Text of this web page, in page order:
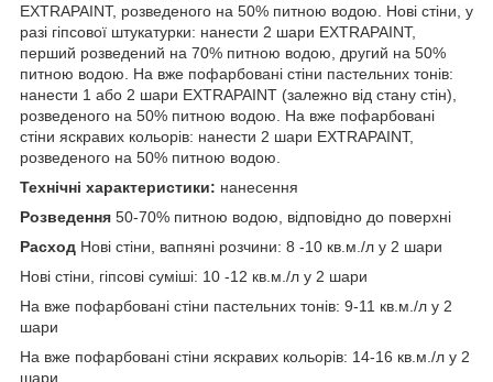
EXTRAPAINT, розведеного на 50% питною водою. Нові стіни, у
разі гіпсової штукатурки: нанести 2 шари EXTRAPAINT,
перший розведений на 70% питною водою, другий на 50%
питною водою. На вже пофарбовані стіни пастельних тонів:
нанести 1 або 2 шари EXTRAPAINT (залежно від стану стін),
розведеного на 50% питною водою. На вже пофарбовані
стіни яскравих кольорів: нанести 2 шари EXTRAPAINT,
розведеного на 50% питною водою.
Технічні характеристики: нанесення
Розведення 50-70% питною водою, відповідно до поверхні
Расход Нові стіни, вапняні розчини: 8 -10 кв.м./л у 2 шари
Нові стіни, гіпсові суміші: 10 -12 кв.м./л у 2 шари
На вже пофарбовані стіни пастельних тонів: 9-11 кв.м./л у 2
шари
На вже пофарбовані стіни яскравих кольорів: 14-16 кв.м./л у 2
шари